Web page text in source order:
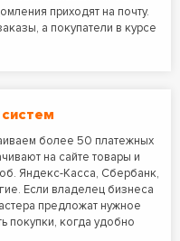
приходят на почту.
а покупатели в курсе
более 50 платежных
на сайте товары и
Яндекс-Касса, Сбербанк,
Если владелец бизнеса
предложат нужное
покупки, когда удобно